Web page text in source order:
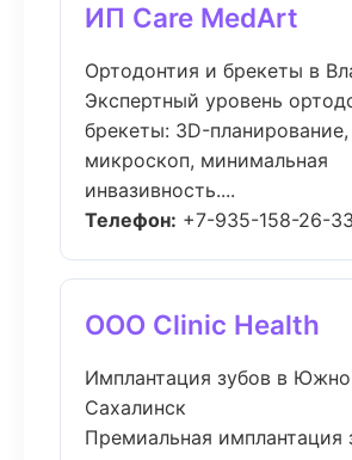
ИП Care MedArt
Ортодонтия и брекеты в
Экспертный уровень
брекеты: 3D-планирование,
микроскоп, минимальная
инвазивность....
Телефон: +7-935-158-26-33
ООО Clinic Health
Имплантация зубов в
Сахалинск
Премиальная имплантация